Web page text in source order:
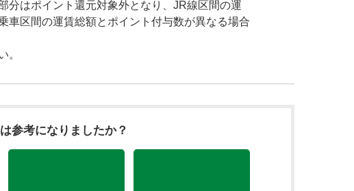
分はポイント還元対象外となり、JR線区間の運
車区間の運賃総額とポイント付与数が異なる場合
。
参考になりましたか？